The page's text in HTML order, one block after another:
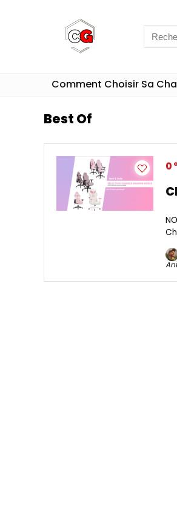
Comment Choisir Sa
Best Of
0